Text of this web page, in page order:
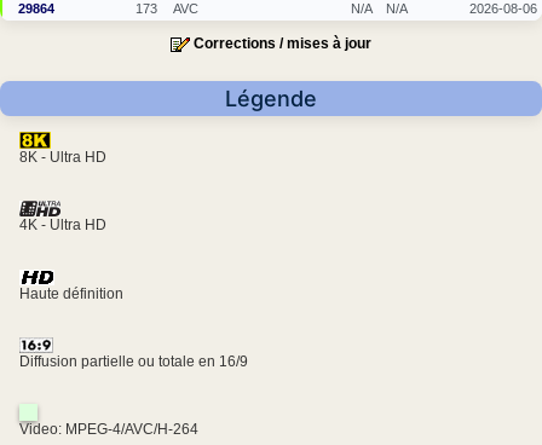
29864
173 AVC N/A N/A 2026-08-06
Corrections / mises à jour
Légende
8K - Ultra HD
4K - Ultra HD
Haute définition
Diffusion partielle ou totale en 16/9
Video: MPEG-4/AVC/H-264